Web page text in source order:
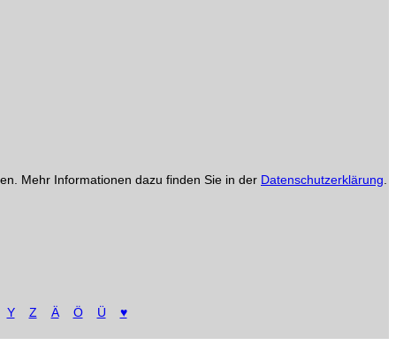
Mehr Informationen dazu finden Sie in der Datenschutzerklärung
Y Z Ä Ö Ü ♥